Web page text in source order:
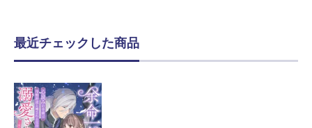
最近チェックした商品